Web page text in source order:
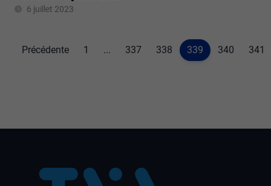
6 juillet 2023
Précédente 1 ... 337 338 339 340 341